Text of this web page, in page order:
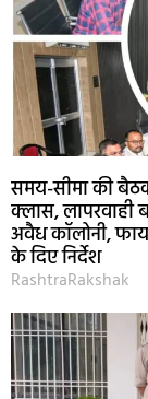
समय-सीमा की
क्लास, लापरवाही
अवैध कॉलोनी,
के दिए निर्देश
RashtraRakshak